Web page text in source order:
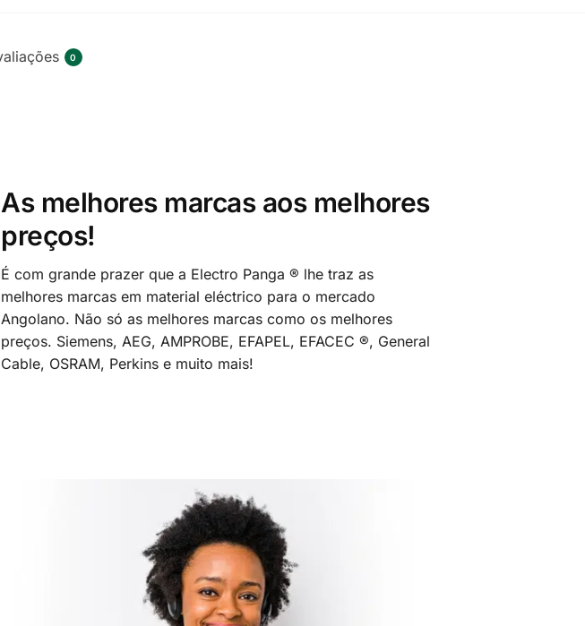
0
As melhores marcas aos melhores
preços!
É com grande prazer que a Electro Panga ® lhe traz as
melhores marcas em material eléctrico para o mercado
Angolano. Não só as melhores marcas como os melhores
preços. Siemens, AEG, AMPROBE, EFAPEL, EFACEC ®, General
Cable, OSRAM, Perkins e muito mais!